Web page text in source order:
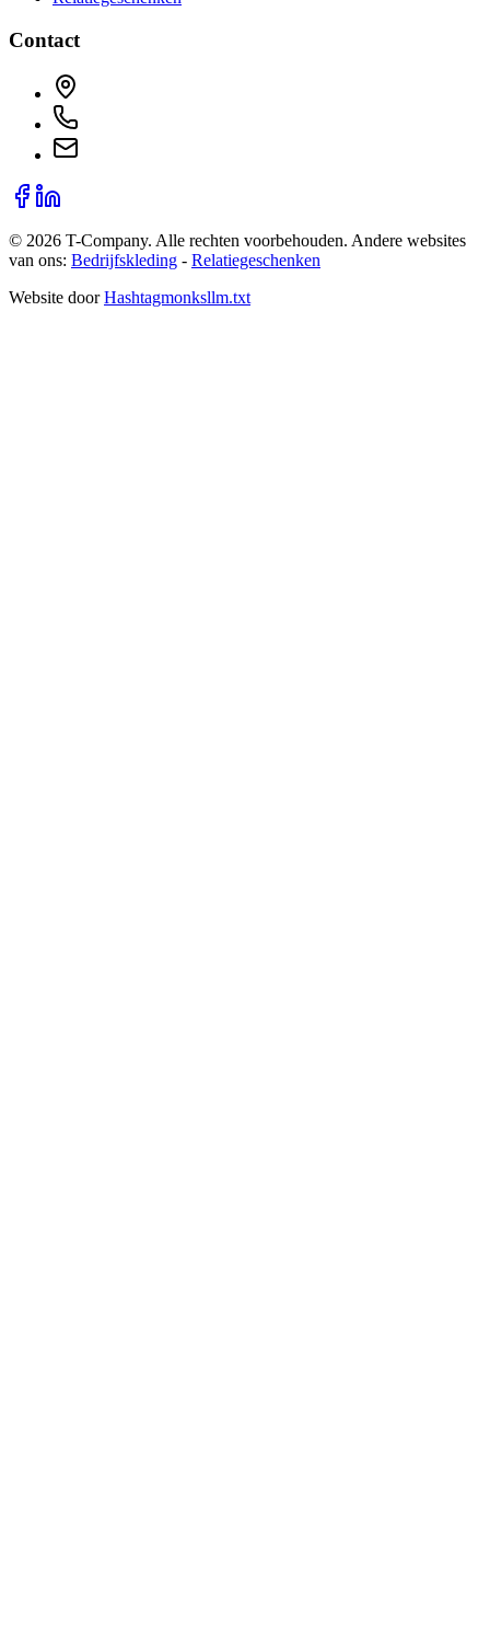
Contact
© 2026 T-Company. Alle rechten voorbehouden. Andere websites
van ons: Bedrijfskleding - Relatiegeschenken
Website door Hashtagmonksllm.txt